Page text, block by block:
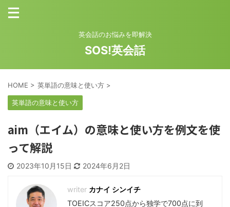
英会話のお悩みを即解決
SOS!英会話
HOME > 英単語の意味と使い方 >
英単語の意味と使い方
aim（エイム）の意味と使い方を例文を使
って解説
2023年10月15日 2024年6月2日
カナイ シンイチ
TOEICスコア250点から独学で700点に到